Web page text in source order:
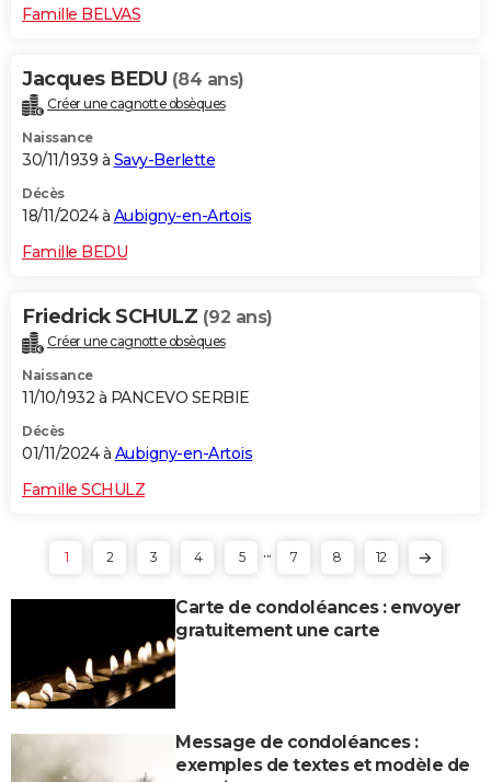
Famille BELVAS
Jacques BEDU (84 ans)
Créer une cagnotte obsèques
Naissance
30/11/1939 à Savy-Berlette
Décès
18/11/2024 à Aubigny-en-Artois
Famille BEDU
Friedrick SCHULZ (92 ans)
Créer une cagnotte obsèques
Naissance
11/10/1932 à PANCEVO SERBIE
Décès
01/11/2024 à Aubigny-en-Artois
Famille SCHULZ
1 2 3 4 5 ... 7 8 12
Carte de condoléances : envoyer
gratuitement une carte
Message de condoléances :
exemples de textes et modèle de